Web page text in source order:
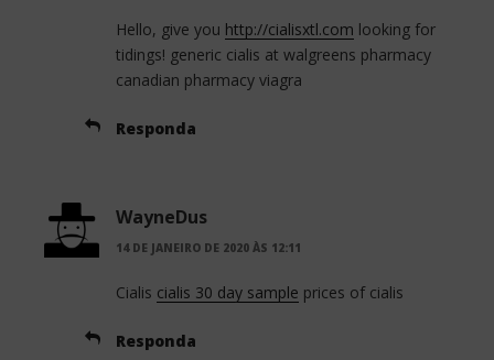
Hello, give you http://cialisxtl.com looking for
tidings! generic cialis at walgreens pharmacy
canadian pharmacy viagra
Responda
WayneDus
14 DE JANEIRO DE 2020 ÀS 12:11
Cialis cialis 30 day sample prices of cialis
Responda